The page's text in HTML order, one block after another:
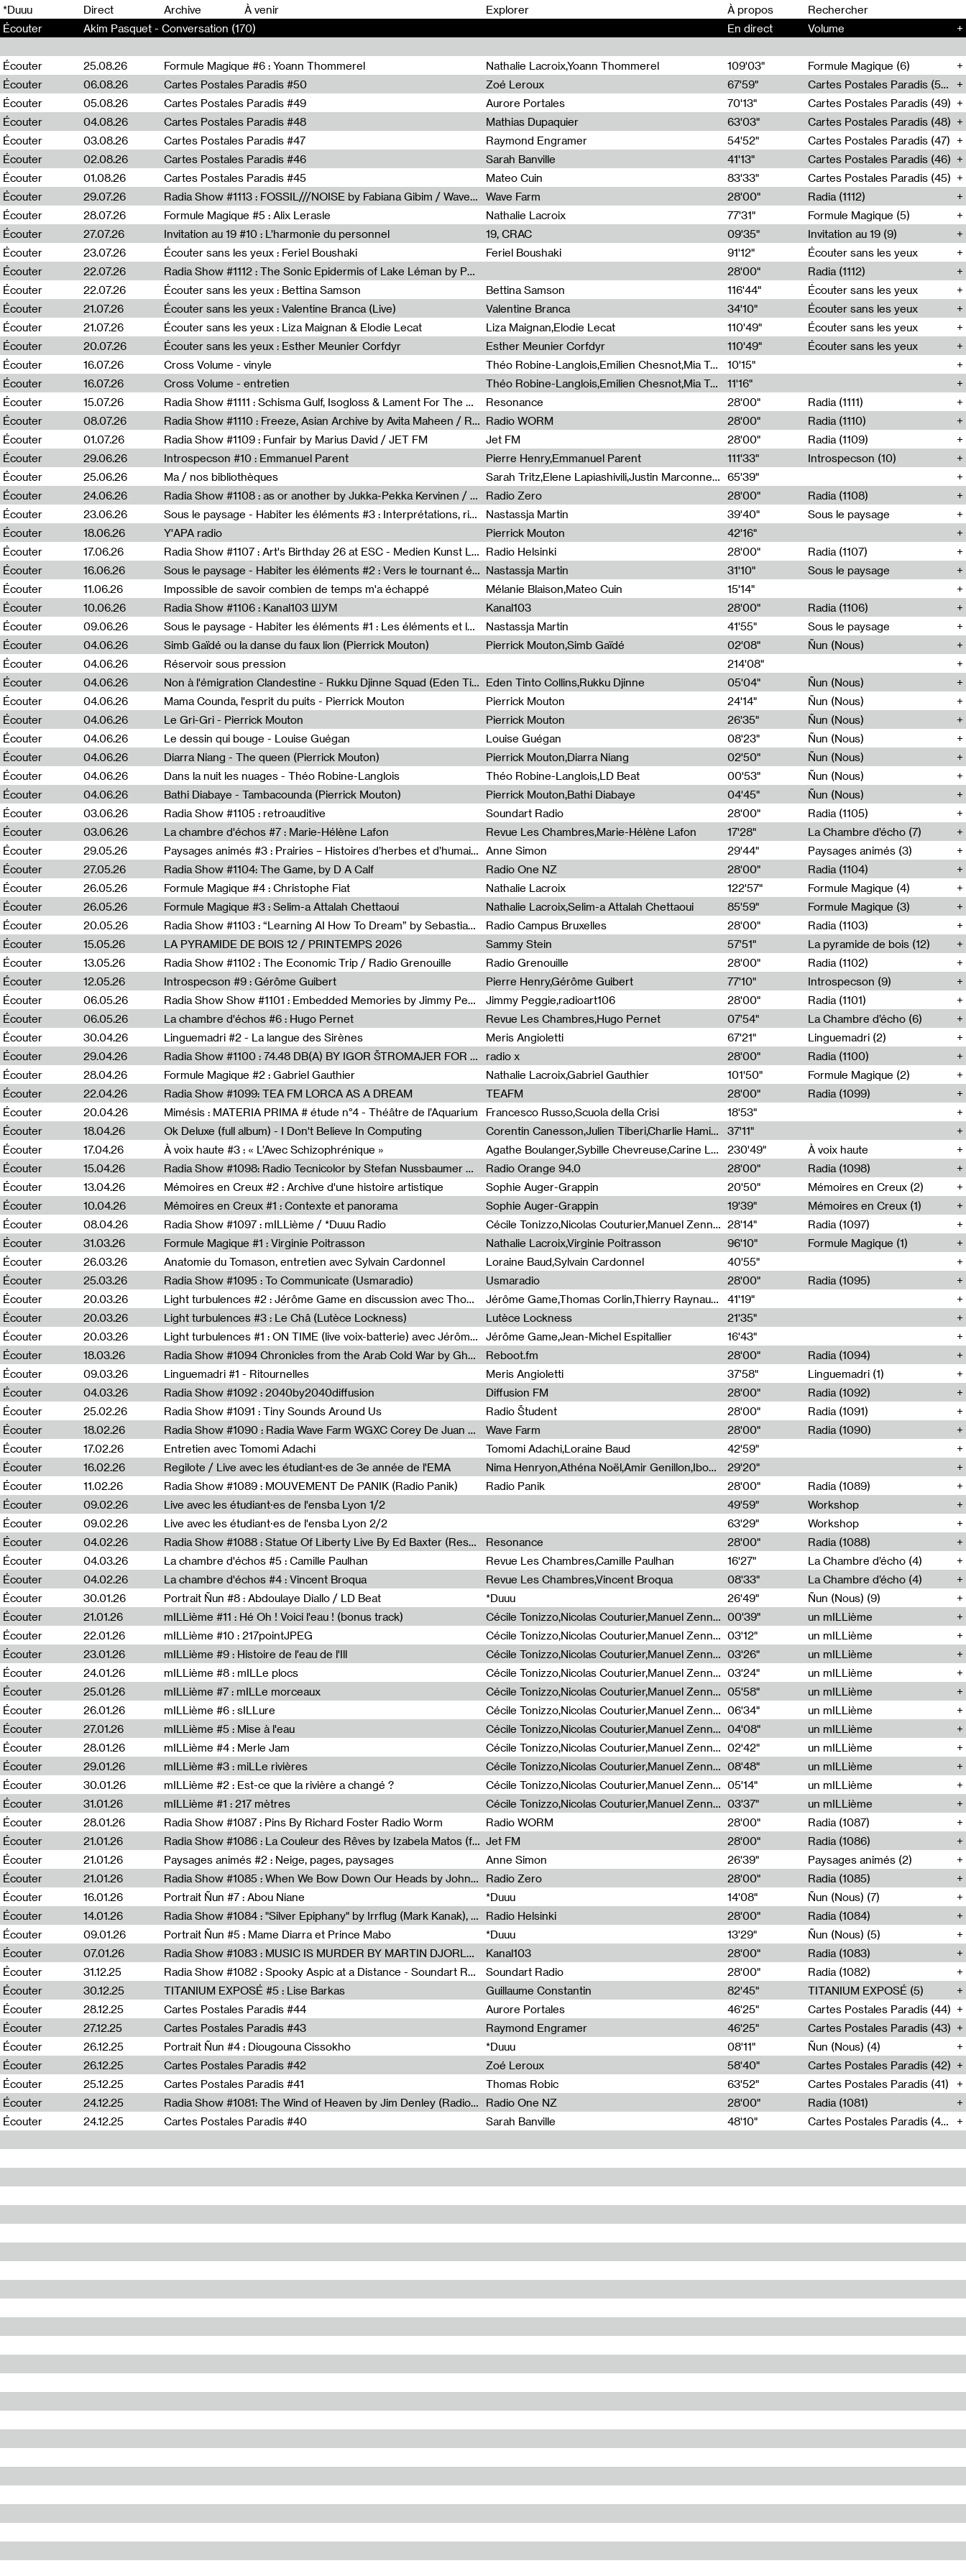
*Duuu Direct Archive À venir Explorer
À propos
Écouter
Akim Pasquet - Conversation (170) En direct Volume +
Écouter 25.08.26 Formule Magique #6 : Yoann Thommerel Nathalie Lacroix,Yoann Thommerel 109'03"
Formule Magique (6)
Écouter
06.08.26 Cartes Postales Paradis #50 Zoé Leroux 67'59"
Cartes Postales Paradis (50)
Écouter
05.08.26 Cartes Postales Paradis #49 Aurore Portales 70'13"
Cartes Postales Paradis (49)
Écouter
04.08.26 Cartes Postales Paradis #48 Mathias Dupaquier 63'03"
Cartes Postales Paradis (48)
Écouter
03.08.26 Cartes Postales Paradis #47 Raymond Engramer 54'52"
Cartes Postales Paradis (47)
Écouter
02.08.26 Cartes Postales Paradis #46 Sarah Banville 41'13"
Cartes Postales Paradis (46)
Écouter
01.08.26 Cartes Postales Paradis #45 Mateo Cuin 83'33"
Cartes Postales Paradis (45)
Écouter
29.07.26 Radia Show #1113 : FOSSIL///NOISE by Fabiana Gibim / Wave Farm Wave Farm 28'00"
Radia (1112)
Écouter
28.07.26 Formule Magique #5 : Alix Lerasle Nathalie Lacroix 77'31"
Formule Magique (5)
Écouter
27.07.26 Invitation au 19 #10 : L’harmonie du personnel 19, CRAC 09'35"
Invitation au 19 (9)
Écouter
23.07.26 Écouter sans les yeux : Feriel Boushaki Feriel Boushaki 91'12"
Écouter sans les yeux
Écouter
22.07.26 Radia Show #1112 : The Sonic Epidermis of Lake Léman by Paul Courlet / Guest Slot 28'00"
Radia (1112)
Écouter
22.07.26 Écouter sans les yeux : Bettina Samson Bettina Samson 116'44"
Écouter sans les yeux
Écouter
21.07.26 Écouter sans les yeux : Valentine Branca (Live) Valentine Branca 34'10"
Écouter sans les yeux
Écouter
21.07.26 Écouter sans les yeux : Liza Maignan & Elodie Lecat Liza Maignan,Elodie Lecat 110'49"
Écouter sans les yeux
Écouter
20.07.26 Écouter sans les yeux : Esther Meunier Corfdyr Esther Meunier Corfdyr 110'49"
Écouter sans les yeux
Écouter
16.07.26 Cross Volume - vinyle Théo Robine-Langlois,Emilien Chesnot,Mia Trabalon
10'15"
Écouter
16.07.26 Cross Volume - entretien Théo Robine-Langlois,Emilien Chesnot,Mia Trabalon
11'16"
Écouter
15.07.26 Radia Show #1111 : Schisma Gulf, Isogloss & Lament For The Old Clock By Harvey Young / Resonance Resonance 28'00"
Radia (1111)
Écouter
08.07.26 Radia Show #1110 : Freeze, Asian Archive by Avita Maheen / Radio Worm Radio WORM 28'00"
Radia (1110)
Écouter
01.07.26 Radia Show #1109 : Funfair by Marius David / JET FM Jet FM 28'00"
Radia (1109)
Écouter
29.06.26 Introspecson #10 : Emmanuel Parent Pierre Henry,Emmanuel Parent 111'33"
Introspecson (10)
Écouter
25.06.26 Ma / nos bibliothèques Sarah Tritz,Elene Lapiashivili,Justin Marconnet,Mateo Cuche,Esther Lechevalier,Suzie Lecroart,Romance Castelet
65'39"
Écouter
24.06.26 Radia Show #1108 : as or another by Jukka-Pekka Kervinen / Rádio Zero Radio Zero 28'00"
Radia (1108)
Écouter
23.06.26 Sous le paysage - Habiter les éléments #3 : Interprétations, rituels et symboliques des éléments Nastassja Martin 39'40"
Sous le paysage
Écouter
18.06.26 Y'APA radio Pierrick Mouton
42'16"
Écouter
17.06.26 Radia Show #1107 : Art's Birthday 26 at ESC - Medien Kunst Labor Radio Helsinki 28'00"
Radia (1107)
Écouter
16.06.26 Sous le paysage - Habiter les éléments #2 : Vers le tournant élémentaire Nastassja Martin 31'10"
Sous le paysage
Écouter
11.06.26 Impossible de savoir combien de temps m'a échappé Mélanie Blaison,Mateo Cuin
15'14"
Écouter
10.06.26 Radia Show #1106 : Kanal103 ШУМ Kanal103 28'00"
Radia (1106)
Écouter
09.06.26 Sous le paysage - Habiter les éléments #1 : Les éléments et les débordements du vivant Nastassja Martin 41'55"
Sous le paysage
Écouter
04.06.26 Simb Gaïdé ou la danse du faux lion (Pierrick Mouton) Pierrick Mouton,Simb Gaïdé 02'08"
Ñun (Nous)
Écouter
04.06.26 Réservoir sous pression
214'08"
Écouter
04.06.26 Non à l'émigration Clandestine - Rukku Djinne Squad (Eden Tinto Collins) Eden Tinto Collins,Rukku Djinne 05'04"
Ñun (Nous)
Écouter
04.06.26 Mama Counda, l'esprit du puits - Pierrick Mouton Pierrick Mouton 24'14"
Ñun (Nous)
Écouter
04.06.26 Le Gri-Gri - Pierrick Mouton Pierrick Mouton 26'35"
Ñun (Nous)
Écouter
04.06.26 Le dessin qui bouge - Louise Guégan Louise Guégan 08'23"
Ñun (Nous)
Écouter
04.06.26 Diarra Niang - The queen (Pierrick Mouton) Pierrick Mouton,Diarra Niang 02'50"
Ñun (Nous)
Écouter
04.06.26 Dans la nuit les nuages - Théo Robine-Langlois Théo Robine-Langlois,LD Beat 00'53"
Ñun (Nous)
Écouter
04.06.26 Bathi Diabaye - Tambacounda (Pierrick Mouton) Pierrick Mouton,Bathi Diabaye 04'45"
Ñun (Nous)
Écouter
03.06.26 Radia Show #1105 : retroauditive Soundart Radio 28'00"
Radia (1105)
Écouter
03.06.26 La chambre d'échos #7 : Marie-Hélène Lafon Revue Les Chambres,Marie-Hélène Lafon 17'28"
La Chambre d’écho (7)
Écouter
29.05.26 Paysages animés #3 : Prairies – Histoires d’herbes et d’humains Anne Simon 29'44"
Paysages animés (3)
Écouter
27.05.26 Radia Show #1104: The Game, by D A Calf Radio One NZ 28'00"
Radia (1104)
Écouter
26.05.26 Formule Magique #4 : Christophe Fiat Nathalie Lacroix 122'57"
Formule Magique (4)
Écouter
26.05.26 Formule Magique #3 : Selim-a Attalah Chettaoui Nathalie Lacroix,Selim-a Attalah Chettaoui 85'59"
Formule Magique (3)
Écouter
20.05.26 Radia Show #1103 : “Learning AI How To Dream” by Sebastian Dingens (Radio Campus Bruxelles) Radio Campus Bruxelles 28'00"
Radia (1103)
Écouter
15.05.26 LA PYRAMIDE DE BOIS 12 / PRINTEMPS 2026 Sammy Stein 57'51"
La pyramide de bois (12)
Écouter
13.05.26 Radia Show #1102 : The Economic Trip / Radio Grenouille Radio Grenouille 28'00"
Radia (1102)
Écouter
12.05.26 Introspecson #9 : Gérôme Guibert Pierre Henry,Gérôme Guibert 77'10"
Introspecson (9)
Écouter
06.05.26 Radia Show Show #1101 : Embedded Memories by Jimmy Peggie / radioart106 Jimmy Peggie,radioart106 28'00"
Radia (1101)
Écouter
06.05.26 La chambre d'échos #6 : Hugo Pernet Revue Les Chambres,Hugo Pernet 07'54"
La Chambre d’écho (6)
Écouter
30.04.26 Linguemadri #2 - La langue des Sirènes Meris Angioletti 67'21"
Linguemadri (2)
Écouter
29.04.26 Radia Show #1100 : 74.48 DB(A) BY IGOR ŠTROMAJER FOR RADIO X radio x 28'00"
Radia (1100)
Écouter
28.04.26 Formule Magique #2 : Gabriel Gauthier Nathalie Lacroix,Gabriel Gauthier 101'50"
Formule Magique (2)
Écouter
22.04.26 Radia Show #1099: TEA FM LORCA AS A DREAM TEAFM 28'00"
Radia (1099)
Écouter
20.04.26 Mimésis : MATERIA PRIMA # étude n°4 - Théâtre de l’Aquarium Francesco Russo,Scuola della Crisi
18'53"
Écouter
18.04.26 Ok Deluxe (full album) - I Don't Believe In Computing Corentin Canesson,Julien Tiberi,Charlie Hamish Jeffery
37'11"
Écouter
17.04.26 À voix haute #3 : « L’Avec Schizophrénique » Agathe Boulanger,Sybille Chevreuse,Carine Lendrin,Léna Monnier,Graziela Susin,Camille Zuber 230'49"
À voix haute
Écouter
15.04.26 Radia Show #1098: Radio Tecnicolor by Stefan Nussbaumer & Georg Zichy (Radio Orange 94.0) Radio Orange 94.0 28'00"
Radia (1098)
Écouter
13.04.26 Mémoires en Creux #2 : Archive d'une histoire artistique Sophie Auger-Grappin 20'50"
Mémoires en Creux (2)
Écouter
10.04.26 Mémoires en Creux #1 : Contexte et panorama Sophie Auger-Grappin 19'39"
Mémoires en Creux (1)
Écouter
08.04.26 Radia Show #1097 : mILLième / *Duuu Radio Cécile Tonizzo,Nicolas Couturier,Manuel Zenner,Aquila Lescene,Curtis Coco,Cyril Magnier 28'14"
Radia (1097)
Écouter
31.03.26 Formule Magique #1 : Virginie Poitrasson Nathalie Lacroix,Virginie Poitrasson 96'10"
Formule Magique (1)
Écouter
26.03.26 Anatomie du Tomason, entretien avec Sylvain Cardonnel Loraine Baud,Sylvain Cardonnel
40'55"
Écouter
25.03.26 Radia Show #1095 : To Communicate (Usmaradio) Usmaradio 28'00"
Radia (1095)
Écouter
20.03.26 Light turbulences #2 : Jérôme Game en discussion avec Thomas Corlin Jérôme Game,Thomas Corlin,Thierry Raynaud,Hubert Colas
41'19"
Écouter
20.03.26 Light turbulences #3 : Le Châ (Lutèce Lockness) Lutèce Lockness
21'35"
Écouter
20.03.26 Light turbulences #1 : ON TIME (live voix-batterie) avec Jérôme Game & Jean-Michel Espitallier Jérôme Game,Jean-Michel Espitallier
16'43"
Écouter
18.03.26 Radia Show #1094 Chronicles from the Arab Cold War by Ghazi Barakat Reboot.fm 28'00"
Radia (1094)
Écouter
09.03.26 Linguemadri #1 - Ritournelles Meris Angioletti 37'58"
Linguemadri (1)
Écouter
04.03.26 Radia Show #1092 : 2040by2040diffusion Diffusion FM 28'00"
Radia (1092)
Écouter
25.02.26 Radia Show #1091 : Tiny Sounds Around Us Radio Študent 28'00"
Radia (1091)
Écouter
18.02.26 Radia Show #1090 : Radia Wave Farm WGXC Corey De Juan Sherrard Jr Startalk Wave Farm 28'00"
Radia (1090)
Écouter
17.02.26 Entretien avec Tomomi Adachi Tomomi Adachi,Loraine Baud
42'59"
Écouter
16.02.26 Regilote / Live avec les étudiant·es de 3e année de l'EMA Nima Henryon,Athéna Noël,Amir Genillon,Ibourayane Ahmadi,Manelle Cherrih,Honorine Gibello,John Weeber,Manon Joseph
29'20"
Écouter
11.02.26 Radia Show #1089 : MOUVEMENT De PANIK (Radio Panik) Radio Panik 28'00"
Radia (1089)
Écouter
09.02.26 Live avec les étudiant·es de l'ensba Lyon 1/2 49'59"
Workshop
Écouter
09.02.26 Live avec les étudiant·es de l'ensba Lyon 2/2 63'29"
Workshop
Écouter
04.02.26 Radia Show #1088 : Statue Of Liberty Live By Ed Baxter (Resonance) Resonance 28'00"
Radia (1088)
Écouter
04.03.26 La chambre d'échos #5 : Camille Paulhan Revue Les Chambres,Camille Paulhan 16'27"
La Chambre d’écho (4)
Écouter
04.02.26 La chambre d'échos #4 : Vincent Broqua Revue Les Chambres,Vincent Broqua 08'33"
La Chambre d’écho (4)
Écouter
30.01.26 Portrait Ñun #8 : Abdoulaye Diallo / LD Beat *Duuu 26'49"
Ñun (Nous) (9)
Écouter
21.01.26 mILLième #11 : Hé Oh ! Voici l'eau ! (bonus track) Cécile Tonizzo,Nicolas Couturier,Manuel Zenner,Aquila Lescene,Curtis Coco,Cyril Magnier 00'39"
un mILLième
Écouter
22.01.26 mILLième #10 : 217pointJPEG Cécile Tonizzo,Nicolas Couturier,Manuel Zenner,Aquila Lescene,Curtis Coco,Cyril Magnier 03'12"
un mILLième
Écouter
23.01.26 mILLième #9 : Histoire de l'eau de l'Ill Cécile Tonizzo,Nicolas Couturier,Manuel Zenner,Aquila Lescene,Curtis Coco,Cyril Magnier 03'26"
un mILLième
Écouter
24.01.26 mILLième #8 : mILLe plocs Cécile Tonizzo,Nicolas Couturier,Manuel Zenner,Aquila Lescene,Curtis Coco,Cyril Magnier 03'24"
un mILLième
Écouter
25.01.26 mILLième #7 : mILLe morceaux Cécile Tonizzo,Nicolas Couturier,Manuel Zenner,Aquila Lescene,Curtis Coco,Cyril Magnier 05'58"
un mILLième
Écouter
26.01.26 mILLième #6 : sILLure Cécile Tonizzo,Nicolas Couturier,Manuel Zenner,Aquila Lescene,Curtis Coco,Cyril Magnier 06'34"
un mILLième
Écouter
27.01.26 mILLième #5 : Mise à l'eau Cécile Tonizzo,Nicolas Couturier,Manuel Zenner,Aquila Lescene,Curtis Coco,Cyril Magnier 04'08"
un mILLième
Écouter
28.01.26 mILLième #4 : Merle Jam Cécile Tonizzo,Nicolas Couturier,Manuel Zenner,Aquila Lescene,Curtis Coco,Cyril Magnier 02'42"
un mILLième
Écouter
29.01.26 mILLième #3 : miLLe rivières Cécile Tonizzo,Nicolas Couturier,Manuel Zenner,Aquila Lescene,Curtis Coco,Cyril Magnier 08'48"
un mILLième
Écouter
30.01.26 mILLième #2 : Est-ce que la rivière a changé ? Cécile Tonizzo,Nicolas Couturier,Manuel Zenner,Aquila Lescene,Curtis Coco,Cyril Magnier 05'14"
un mILLième
Écouter
31.01.26 mILLième #1 : 217 mètres Cécile Tonizzo,Nicolas Couturier,Manuel Zenner,Aquila Lescene,Curtis Coco,Cyril Magnier 03'37"
un mILLième
Écouter
28.01.26 Radia Show #1087 : Pins By Richard Foster Radio Worm Radio WORM 28'00"
Radia (1087)
Écouter
21.01.26 Radia Show #1086 : La Couleur des Rêves by Izabela Matos (for Jet FM) Jet FM 28'00"
Radia (1086)
Écouter
21.01.26 Paysages animés #2 : Neige, pages, paysages Anne Simon 26'39"
Paysages animés (2)
Écouter
21.01.26 Radia Show #1085 : When We Bow Down Our Heads by John Roach (Radia edit, Rádio Zero) Radio Zero 28'00"
Radia (1085)
Écouter
16.01.26 Portrait Ñun #7 : Abou Niane *Duuu 14'08"
Ñun (Nous) (7)
Écouter
14.01.26 Radia Show #1084 : "Silver Epiphany" by Irrflug (Mark Kanak), featuring Jarboe and Blixa Bargeld (for Radio Helsinki) Radio Helsinki 28'00"
Radia (1084)
Écouter
09.01.26 Portrait Ñun #5 : Mame Diarra et Prince Mabo *Duuu 13'29"
Ñun (Nous) (5)
Écouter
07.01.26 Radia Show #1083 : MUSIC IS MURDER BY MARTIN DJORLEV (KANAL103) Kanal103 28'00"
Radia (1083)
Écouter
31.12.25 Radia Show #1082 : Spooky Aspic at a Distance - Soundart Radio Soundart Radio 28'00"
Radia (1082)
Écouter
30.12.25 TITANIUM EXPOSÉ #5 : Lise Barkas Guillaume Constantin 82'45"
TITANIUM EXPOSÉ (5)
Écouter
28.12.25 Cartes Postales Paradis #44 Aurore Portales 46'25"
Cartes Postales Paradis (44)
Écouter
27.12.25 Cartes Postales Paradis #43 Raymond Engramer 46'25"
Cartes Postales Paradis (43)
Écouter
26.12.25 Portrait Ñun #4 : Diougouna Cissokho *Duuu 08'11"
Ñun (Nous) (4)
Écouter
26.12.25 Cartes Postales Paradis #42 Zoé Leroux 58'40"
Cartes Postales Paradis (42)
Écouter
25.12.25 Cartes Postales Paradis #41 Thomas Robic 63'52"
Cartes Postales Paradis (41)
Écouter
24.12.25 Radia Show #1081: The Wind of Heaven by Jim Denley (Radio One 91 FM) Radio One NZ 28'00"
Radia (1081)
Écouter
24.12.25 Cartes Postales Paradis #40 Sarah Banville 48'10" Cartes Postales Paradis (40)
00 00
00 00